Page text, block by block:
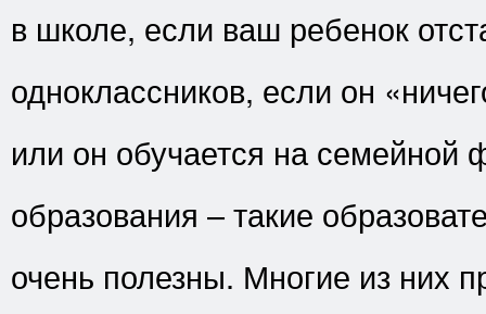
в школе, если ваш ребенок
одноклассников, если он
или он обучается на семейной
образования – такие
очень полезны. Многие из них